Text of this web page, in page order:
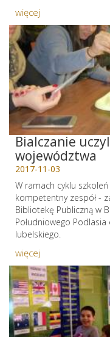
więcej
Bialczanie
województwa
2017-11-03
W ramach cyklu
kompetentny zespół -
Bibliotekę Publiczną w
Południowego
lubelskiego.
więcej